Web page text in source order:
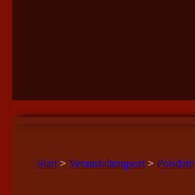
Start > Veranstaltungsort > Potsdam